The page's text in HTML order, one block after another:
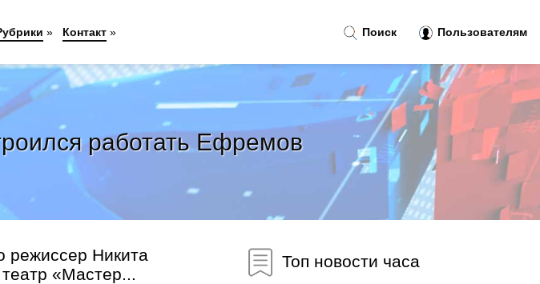
работать Ефремов
режиссер Никита
«Мастер...
Топ новости часа
Поиск Пользователям
» Контакт »